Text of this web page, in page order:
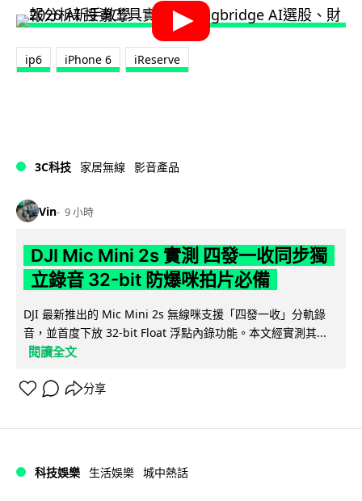
ip6 iPhone 6 iReserve
3C科技 家居無線 影音產品
Vin 9 小時
DJI Mic Mini 2s 實測 四發一收同步獨
立錄音 32-bit 防爆咪拍片必備
DJI 最新推出的 Mic Mini 2s 無線咪支援「四發一收」分軌錄
音，並首度下放 32-bit Float 浮點內錄功能。本文經實測其...
閱讀全文
分享
科技娛樂 生活娛樂 城中熱話